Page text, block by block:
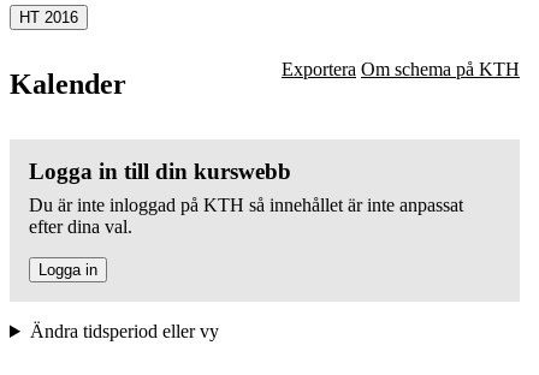
HT 2016
Kalender Exportera Om schema på KTH
Logga in till din kurswebb
Du är inte inloggad på KTH så innehållet är inte anpassat
efter dina val.
Logga in
Ändra tidsperiod eller vy